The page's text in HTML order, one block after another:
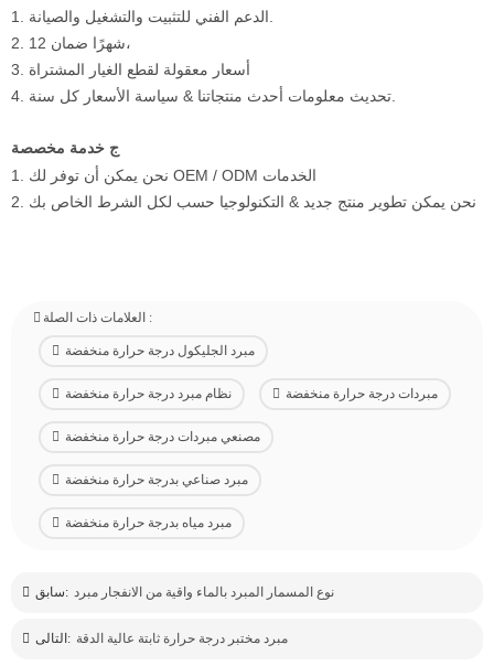
2. 12 شهرًا ضمان،
3. أسعار معقولة لقطع الغيار المشتراة
ج خدمة مخصصة
1. نحن يمكن أن توفر لك OEM / ODM الخدمات
2. نحن يمكن تطوير منتج جديد & التكنولوجيا حسب لكل الشرط الخاص بك
العلامات ذات الصلة :
مبرد الجليكول درجة حرارة منخفضة
نظام مبرد درجة حرارة منخفضة مبردات درجة حرارة منخفضة
مصنعي مبردات درجة حرارة منخفضة
مبرد صناعي بدرجة حرارة منخفضة
مبرد مياه بدرجة حرارة منخفضة
سابق: نوع المسمار المبرد بالماء واقية من الانفجار مبرد
التالى: مبرد مختبر درجة حرارة ثابتة عالية الدقة